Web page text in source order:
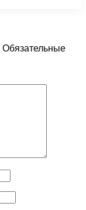
Обязательные